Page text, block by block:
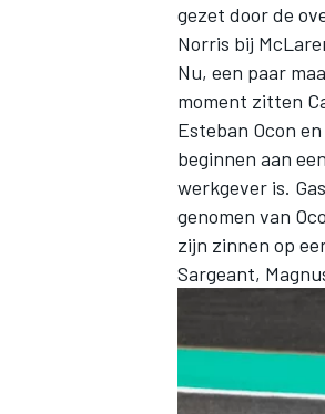
gezet door de
Norris bij
Nu, een paar
moment zitten
Esteban Ocon
beginnen aan
werkgever is.
genomen van
zijn zinnen op
Sargeant,